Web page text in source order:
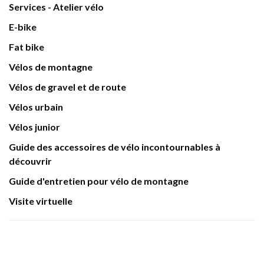
Services - Atelier vélo
E-bike
Fat bike
Vélos de montagne
Vélos de gravel et de route
Vélos urbain
Vélos junior
Guide des accessoires de vélo incontournables à
découvrir
Guide d'entretien pour vélo de montagne
Visite virtuelle